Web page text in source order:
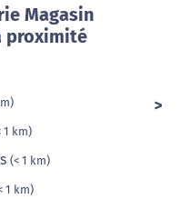
Magasin
proximité
1 km)
(< 1 km)
1 km)